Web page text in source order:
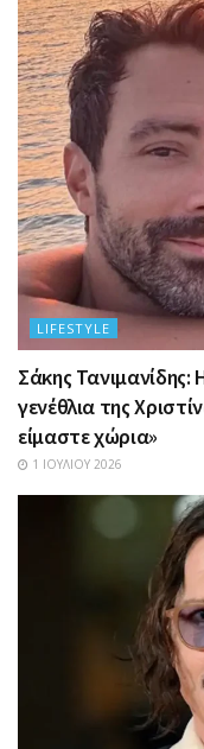
LIFESTYLE
Σάκης
γενέθλια της
είμαστε χώρια»
1 ΙΟΥΛΊΟΥ 2026